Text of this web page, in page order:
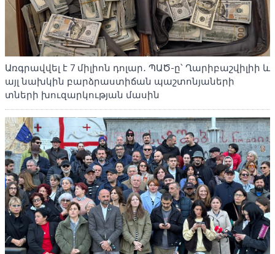
Առգրավվել է 7 միլիոն դոլար․ ՊԱԾ-ը՝ Ղարիբաշվիլիի և
այլ նախկին բարձրաստիճան պաշտոնյաների
տների խուզարկության մասին